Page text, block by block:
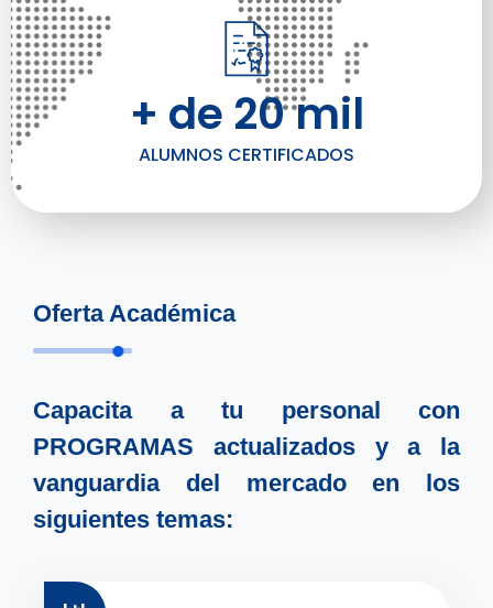
+ de 20 mil
ALUMNOS CERTIFICADOS
Oferta Académica
Capacita a tu personal con
PROGRAMAS actualizados y a la
vanguardia del mercado en los
siguientes temas: